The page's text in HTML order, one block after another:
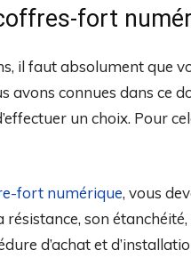
fort
il faut absolument que
avons connues dans ce
un choix. Pour
fort numérique, vous
son étanchéité,
d’achat et